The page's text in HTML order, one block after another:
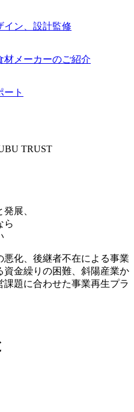
イン、設計監修
材メーカーのご紹介
ート
展、
ら
化、後継者不在による事業
金繰りの困難、斜陽産業か
題に合わせた事業再生プラ